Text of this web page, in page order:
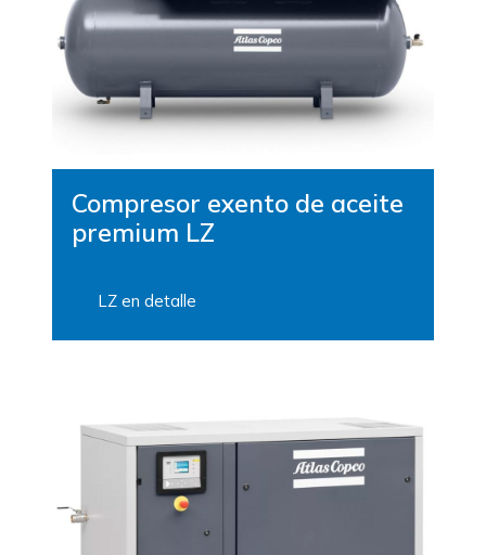
Compresor exento de aceite
premium LZ
LZ en detalle